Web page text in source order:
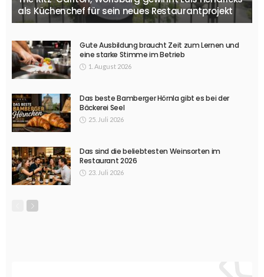
als Küchenchef für sein neues Restaurantprojekt
Gute Ausbildung braucht Zeit zum Lernen und
eine starke Stimme im Betrieb
1. August 2026
Das beste Bamberger Hörnla gibt es bei der
Bäckerei Seel
25. Juli 2026
Das sind die beliebtesten Weinsorten im
Restaurant 2026
23. Juli 2026